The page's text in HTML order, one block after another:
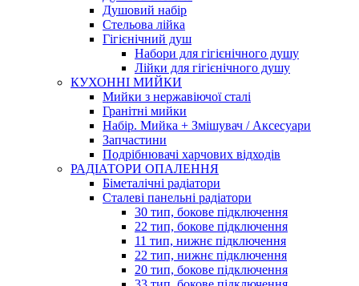
Душовий набір
Стельова лійка
Гігієнічний душ
Набори для гігієнічного душу
Лійки для гігієнічного душу
КУХОННІ МИЙКИ
Мийки з нержавіючої сталі
Гранітні мийки
Набір. Мийка + Змішувач / Аксесуари
Запчастини
Подрібнювачі харчових відходів
РАДІАТОРИ ОПАЛЕННЯ
Біметалічні радіатори
Сталеві панельні радіатори
30 тип, бокове підключення
22 тип, бокове підключення
11 тип, нижнє підключення
22 тип, нижнє підключення
20 тип, бокове підключення